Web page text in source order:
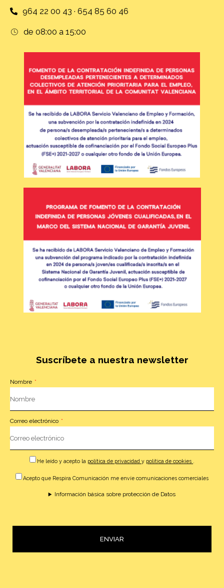
964 22 00 43 · 654 85 60 46
de 08:00 a 15:00
Suscríbete a nuestra newsletter
Nombre
Correo electrónico
He leído y acepto la política de privacidad y política de cookies .
Acepto que Respira Comunicación me envíe comunicaciones comerciales
Información básica sobre protección de Datos
ENVIAR